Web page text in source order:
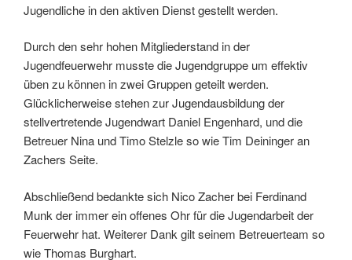
Jugendliche in den aktiven Dienst gestellt werden.
Durch den sehr hohen Mitgliederstand in der
Jugendfeuerwehr musste die Jugendgruppe um effektiv
üben zu können in zwei Gruppen geteilt werden.
Glücklicherweise stehen zur Jugendausbildung der
stellvertretende Jugendwart Daniel Engenhard, und die
Betreuer Nina und Timo Stelzle so wie Tim Deininger an
Zachers Seite.
Abschließend bedankte sich Nico Zacher bei Ferdinand
Munk der immer ein offenes Ohr für die Jugendarbeit der
Feuerwehr hat. Weiterer Dank gilt seinem Betreuerteam so
wie Thomas Burghart.